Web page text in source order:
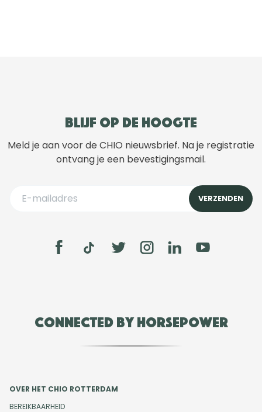
Blijf op de hoogte
Meld je aan voor de CHIO nieuwsbrief. Na je registratie
ontvang je een bevestigingsmail.
Connected by Horsepower
OVER HET CHIO ROTTERDAM
BEREIKBAARHEID